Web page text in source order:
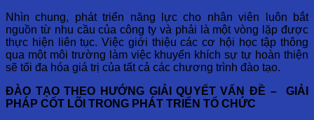
Nhìn chung, phát triển năng lực cho nhân viên luôn bắt
nguồn từ nhu cầu của công ty và phải là một vòng lặp được
thực hiện liên tục. Việc giới thiệu các cơ hội học tập thông
qua một môi trường làm việc khuyến khích sự tự hoàn thiện
sẽ tối đa hóa giá trị của tất cả các chương trình đào tạo.
ĐÀO TẠO THEO HƯỚNG GIẢI QUYẾT VẤN ĐỀ – GIẢI
PHÁP CỐT LÕI TRONG PHÁT TRIỂN TỔ CHỨC